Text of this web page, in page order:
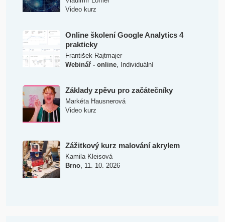
Video kurz
Online školení Google Analytics 4
prakticky
František Rajtmajer
Webinář - online, Individuální
Základy zpěvu pro začátečníky
Markéta Hausnerová
Video kurz
Zážitkový kurz malování akrylem
Kamila Kleisová
Brno, 11. 10. 2026